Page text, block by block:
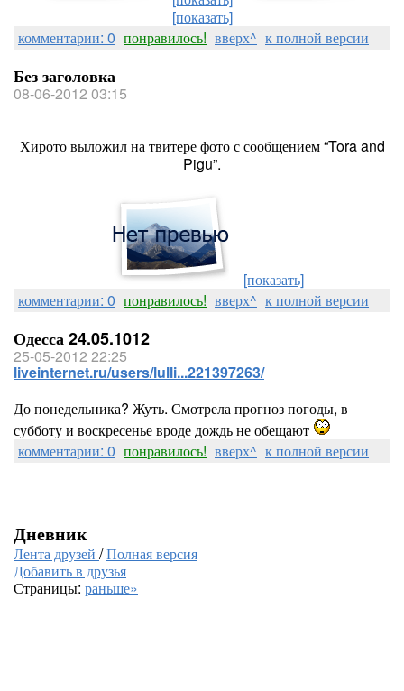
[показать]
комментарии: 0 понравилось! вверх^ к полной версии
Без заголовка
08-06-2012 03:15
Хирото выложил на твитере фото с сообщением “Tora and
Pigu”.
[показать]
комментарии: 0 понравилось! вверх^ к полной версии
Одесса 24.05.1012
25-05-2012 22:25
liveinternet.ru/users/lulli...221397263/
До понедельника? Жуть. Смотрела прогноз погоды, в
субботу и воскресенье вроде дождь не обещают
комментарии: 0 понравилось! вверх^ к полной версии
Дневник
Лента друзей /Полная версия
Добавить в друзья
Страницы: раньше»